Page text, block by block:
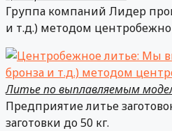
Группа компаний Лидер
и т.д.) методом
Литье по выплавляемым
Предприятие литье
заготовки до 50 кг.